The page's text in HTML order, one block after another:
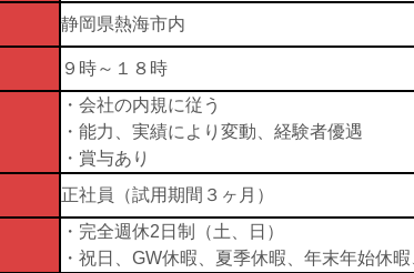
静岡県熱海市内
９時～１８時
・会社の内規に従う
・能力、実績により変動、経験者優遇
・賞与あり
正社員（試用期間３ヶ月）
・完全週休2日制（土、日）
・祝日、GW休暇、夏季休暇、年末年始休